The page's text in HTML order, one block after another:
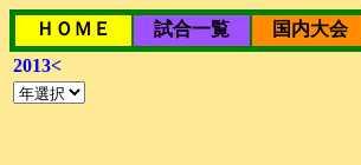
ＨＯＭＥ 試合一覧 国内大会
2013<